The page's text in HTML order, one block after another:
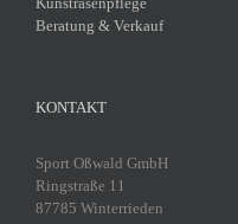
Beratung & Verkauf
KONTAKT
Sport Oßwald GmbH
Ringstraße 11
87785 Winterrieden